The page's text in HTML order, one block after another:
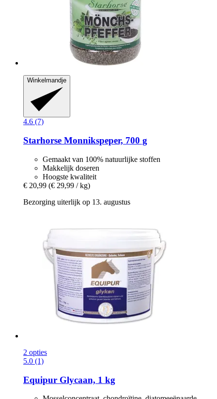
Winkelmandje
4.6 (7)
Starhorse Monnikspeper, 700 g
Gemaakt van 100% natuurlijke stoffen
Makkelijk doseren
Hoogste kwaliteit
€ 20,99 (€ 29,99 / kg)
Bezorging uiterlijk op 13. augustus
2 opties
5.0 (1)
Equipur Glycaan, 1 kg